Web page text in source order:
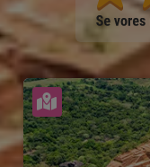
Se kort